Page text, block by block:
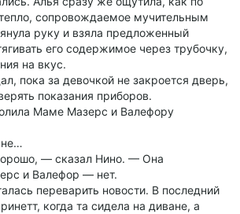
сопровождаемое мучительным
руку и взяла предложенный
его содержимое через трубочку,
на вкус.
пока за девочкой не закроется дверь,
показания приборов.
Маме Мазерс и Валефору
— сказал Нино. — Она
и Валефор — нет.
переварить новости. В последний
когда та сидела на диване, а